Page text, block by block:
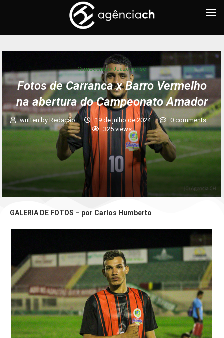
Campeonato Juazeirense
Fotos de Carranca x Barro Vermelho
na abertura do Campeonato Amador
written byRedação 19 de julho de 2024
0 comments
325 views
GALERIA DE FOTOS – por Carlos Humberto